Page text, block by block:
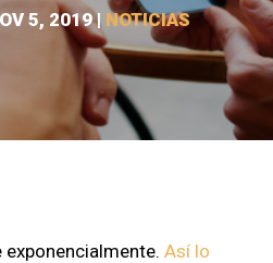
5, 2019| NOTICIAS
exponencialmente.Así lo